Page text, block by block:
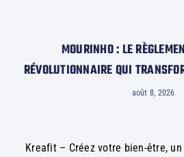
MOURINHO : LE
RÉVOLUTIONNAIRE QUI
août 8, 2026
Kreafit – Créez votre bien-être,